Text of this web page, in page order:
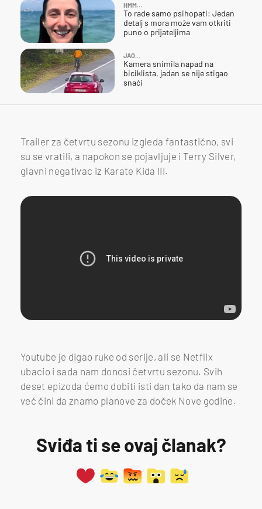
HMM…
To rade samo psihopati: Jedan
detalj s mora može vam otkriti
puno o prijateljima
JAO...
Kamera snimila napad na
biciklista, jadan se nije stigao
snaći
Trailer za četvrtu sezonu izgleda fantastično, svi
su se vratili, a napokon se pojavljuje i Terry Silver,
glavni negativac iz Karate Kida III.
Youtube je digao ruke od serije, ali se Netflix
ubacio i sada nam donosi četvrtu sezonu. Svih
deset epizoda ćemo dobiti isti dan tako da nam se
već čini da znamo planove za doček Nove godine.
Sviđa ti se ovaj članak?